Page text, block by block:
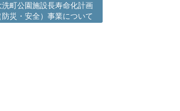
洗町公園施設長寿命化計画
防災・安全）事業について